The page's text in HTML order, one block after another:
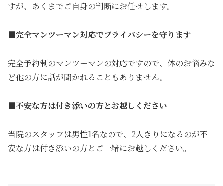
すが、あくまでご自身の判断にお任せします。
■完全マンツーマン対応でプライバシーを守ります
完全予約制のマンツーマンの対応ですので、体のお悩みな
ど他の方に話が聞かれることもありません。
■不安な方は付き添いの方とお越しください
当院のスタッフは男性1名なので、2人きりになるのが不
安な方は付き添いの方とご一緒にお越しください。